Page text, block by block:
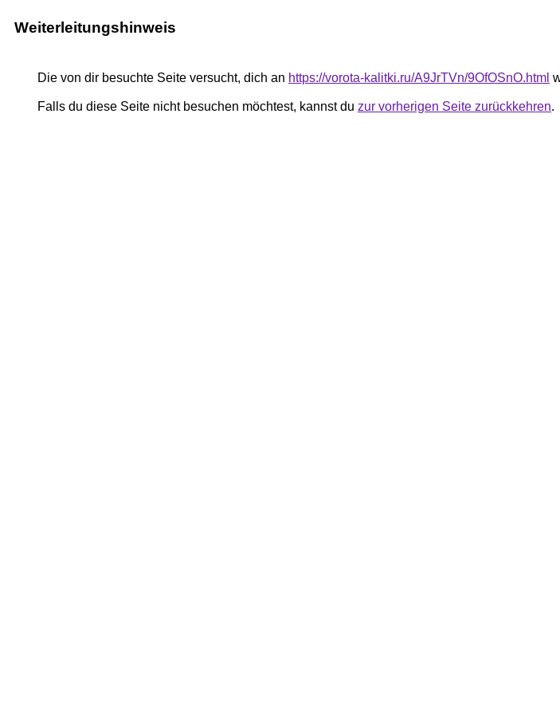
Weiterleitungshinweis
Die von dir besuchte Seite versucht, dich an https://vorota-kalitki.ru/A9JrTVn/9OfOSnO.html
Falls du diese Seite nicht besuchen möchtest, kannst du zur vorherigen Seite zurückkehren.